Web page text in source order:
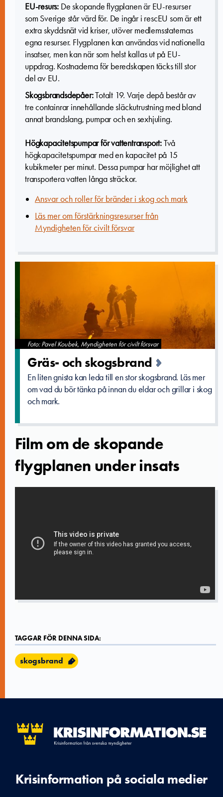
EU-resurs: De skopande flygplanen är EU-resurser
som Sverige står värd för. De ingår i rescEU som är ett
extra skyddsnät vid kriser, utöver medlemsstaternas
egna resurser. Flygplanen kan användas vid nationella
insatser, men kan när som helst kallas ut på EU-
uppdrag. Kostnaderna för beredskapen täcks till stor
del av EU.
Skogsbrandsdepåer:Totalt 19. Varje depå består av
tre containrar innehållande släckutrustning med bland
annat brandslang, pumpar och en sexhjuling.
Högkapacitetspumpar för vattentransport:Två
högkapacitetspumpar med en kapacitet på 15
kubikmeter per minut. Dessa pumpar har möjlighet att
transportera vatten långa sträckor.
Ansvar och roller för bränder i skog och mark
Läs mer om förstärkningsresurser från
Myndigheten för civilt försvar
Foto: Pavel Koubek, Myndigheten för civilt försvar
Gräs- och skogsbrand­
En liten gnista kan leda till en stor skogsbrand. Läs mer
om vad du bör tänka på innan du eldar och grillar i skog
och mark.
Film om de skopande
flygplanen under insats
TAGGAR FÖR DENNA SIDA:
skogsbrand
Krisinformation på sociala medier